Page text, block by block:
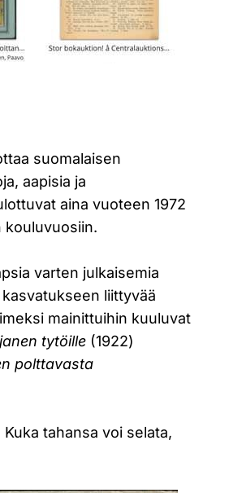
suomalaisen
aapisia ja
aina vuoteen 1972
kouluvuosiin.
varten julkaisemia
liittyvää
mainittuihin kuuluvat
tytöille (1922)
polttavasta
tahansa voi selata,